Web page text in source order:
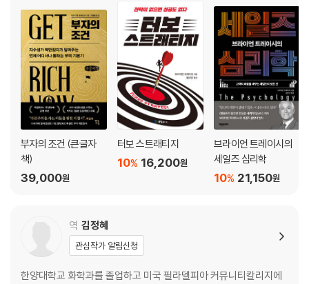
부자의 조건 (큰글자
책)
39,000원
터보 스트래티지
16,200원
10%
브라이언 트레이시의
세일즈 심리학
21,150원
10%
역 김정혜
관심작가 알림신청
한양대학교 화학과를 졸업하고 미국 필라델피아 커뮤니티칼리지에